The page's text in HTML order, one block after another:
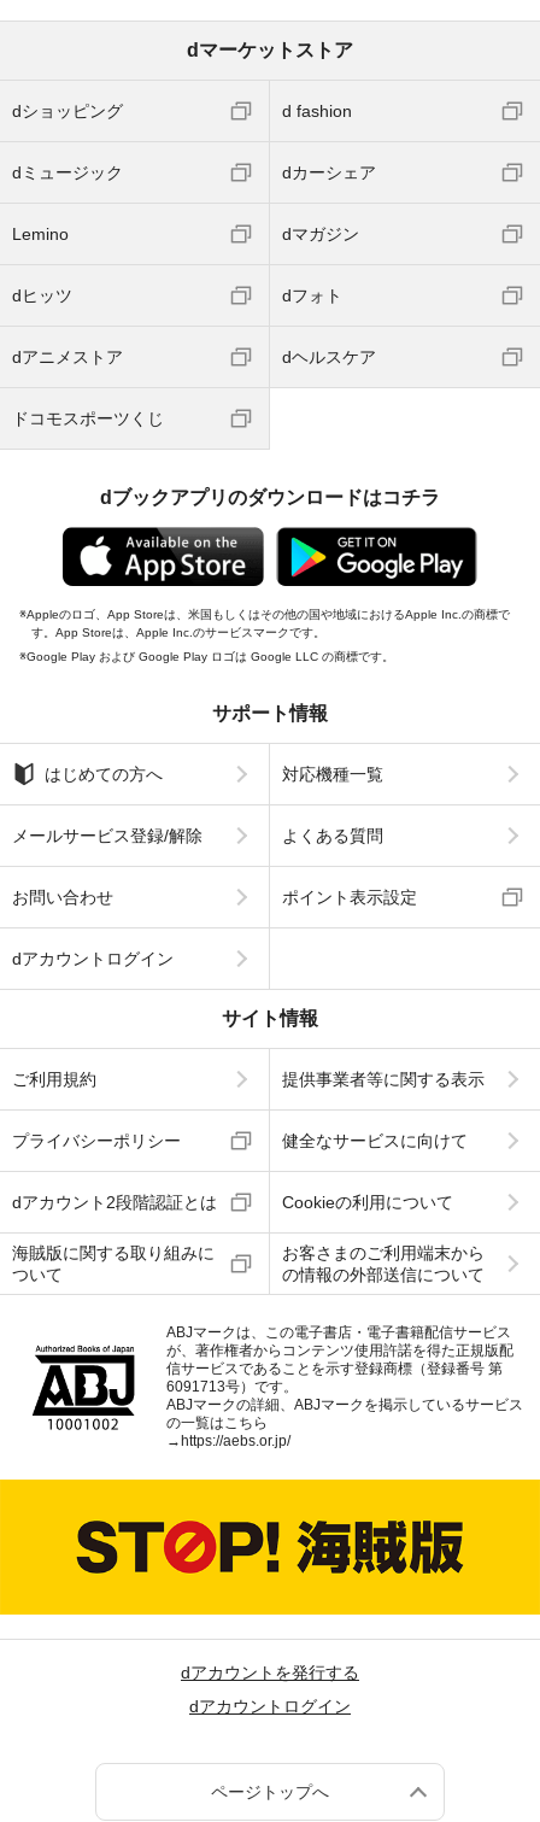
dマーケットストア
dショッピング d fashion
dミュージック dカーシェア
Lemino dマガジン
dヒッツ dフォト
dアニメストア dヘルスケア
ドコモスポーツくじ
dブックアプリのダウンロードはコチラ
Appleのロゴ、App Storeは、米国もしくはその他の国や地域におけるApple Inc.の商標で
す。App Storeは、Apple Inc.のサービスマークです。
Google Play および Google Play ロゴは Google LLC の商標です。
サポート情報
はじめての方へ 対応機種一覧
メールサービス登録/解除 よくある質問
お問い合わせ ポイント表示設定
dアカウントログイン
サイト情報
ご利用規約 提供事業者等に関する表示
プライバシーポリシー 健全なサービスに向けて
dアカウント2段階認証とは Cookieの利用について
海賊版に関する取り組みに
ついて
お客さまのご利用端末から
の情報の外部送信について
ABJマークは、この電子書店・電子書籍配信サービス
が、著作権者からコンテンツ使用許諾を得た正規版配
信サービスであることを示す登録商標（登録番号 第
6091713号）です。
ABJマークの詳細、ABJマークを掲示しているサービス
の一覧はこちら
→ https://aebs.or.jp/
dアカウントを発行する
dアカウントログイン
ページトップへ